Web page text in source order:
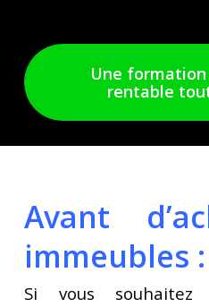
Une
rentable
Avant
immeubles
Si vous